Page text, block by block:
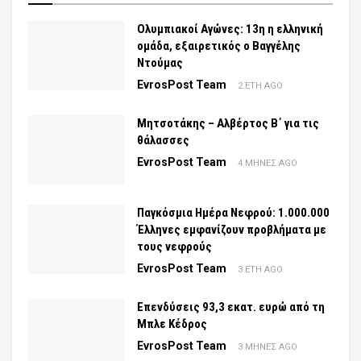
Ολυμπιακοί Αγώνες: 13η η ελληνική
ομάδα, εξαιρετικός ο Βαγγέλης
Ντούμας
EvrosPost Team 2 ΈΤΗ AGO
Μητσοτάκης – Αλβέρτος Β΄ για τις
θάλασσες
EvrosPost Team 4 ΜΉΝΕΣ AGO
Παγκόσμια Ημέρα Νεφρού: 1.000.000
Έλληνες εμφανίζουν προβλήματα με
τους νεφρούς
EvrosPost Team 3 ΈΤΗ AGO
Επενδύσεις 93,3 εκατ. ευρώ από τη
Μπλε Κέδρος
EvrosPost Team 3 ΜΉΝΕΣ AGO